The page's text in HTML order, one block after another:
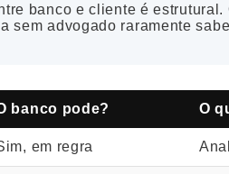
banco e cliente é
sem advogado raramente
banco pode? O
em regra